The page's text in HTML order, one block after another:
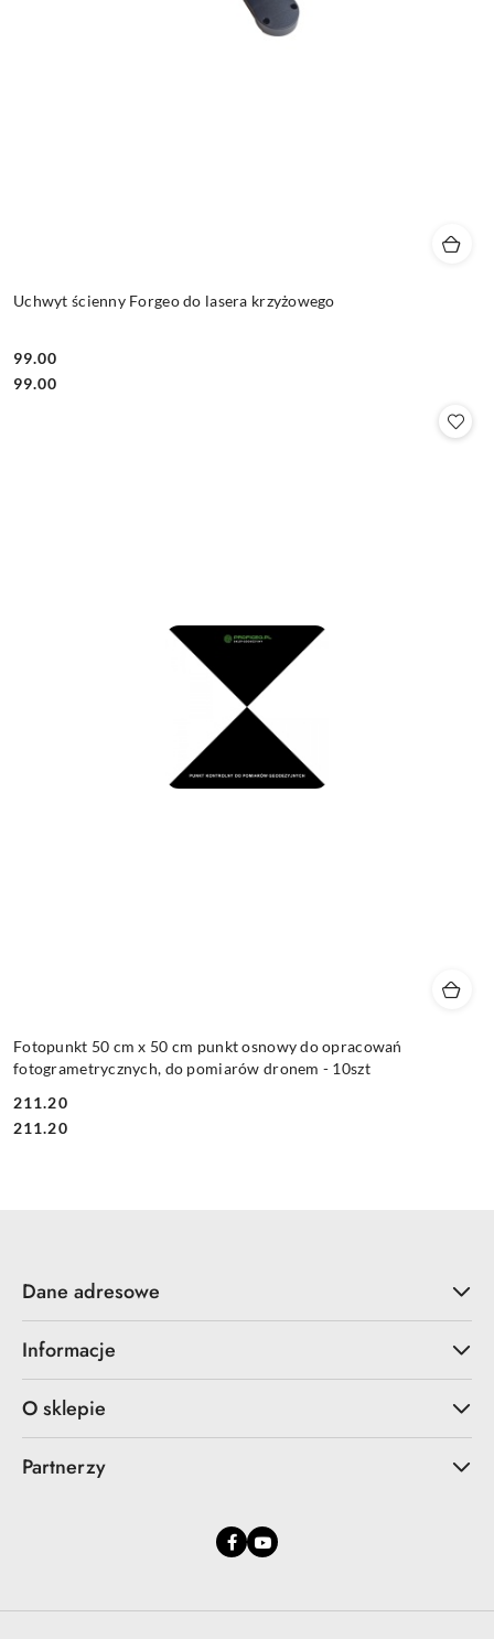
Uchwyt ścienny Forgeo do lasera krzyżowego
Cena:
99.00
Cena:
99.00
Fotopunkt 50 cm x 50 cm punkt osnowy do opracowań
fotogrametrycznych, do pomiarów dronem - 10szt
Cena:
211.20
Cena:
211.20
Dane adresowe
Informacje
O sklepie
Partnerzy